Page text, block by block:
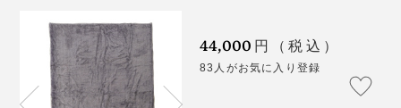
1色で描いたようには見えない、味わい深いグレーは、
毛足の長いウールにプリント・蒸し加工することで、穏
使い始めた日やプレゼントされた日を書けるネームタグつき。毛布の端は、編み
立てたままなので、メリノウールの柔らかさをめいっぱい味わえる（端は、染め
った存在。
だから、現代のインテリアに合う毛布をつくりたかっ
た、と廣瀬さんは話します。
《商品仕様》
サイズ：（約）幅150×長さ200cm（シングルサイ
ズ）
44,000 円（税込）
83人がお気に入り登録